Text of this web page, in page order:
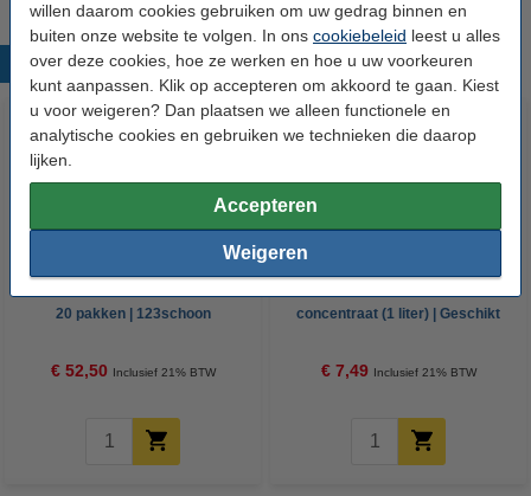
willen daarom cookies gebruiken om uw gedrag binnen en
buiten onze website te volgen. In ons cookiebeleid leest u alles
over deze cookies, hoe ze werken en hoe u uw voorkeuren
kunt aanpassen. Klik op accepteren om akkoord te gaan. Kiest
u voor weigeren? Dan plaatsen we alleen functionele en
analytische cookies en gebruiken we technieken die daarop
lijken.
Accepteren
Weigeren
Populaire producten
20 pakken | 123schoon
Kimberly Clark dispenser
€ 52,50 Inclusief 21% BTW
concentraat (1 liter) | Geschikt
€ 7,49 Inclusief 21% BTW